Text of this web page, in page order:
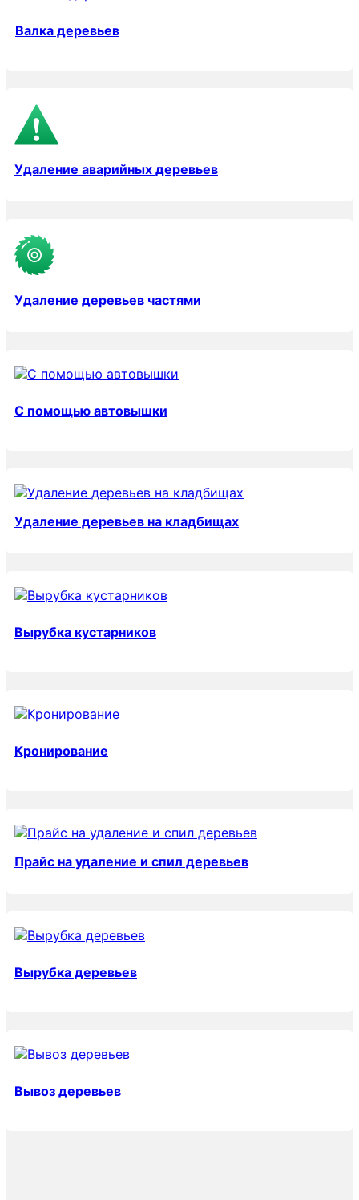
Валка деревьев
Удаление аварийных деревьев
Удаление деревьев частями
С помощью автовышки
Удаление деревьев на кладбищах
Вырубка кустарников
Кронирование
Прайс на удаление и спил деревьев
Вырубка деревьев
Вывоз деревьев